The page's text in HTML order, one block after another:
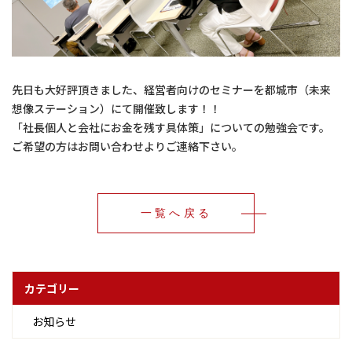
カテゴリー
お知らせ
先日も大好評頂きました、経営者向けのセミナーを都城市（未来
想像ステーション）にて開催致します！！
「社長個人と会社にお金を残す具体策」についての勉強会です。
ご希望の方はお問い合わせよりご連絡下さい。
一覧へ戻る